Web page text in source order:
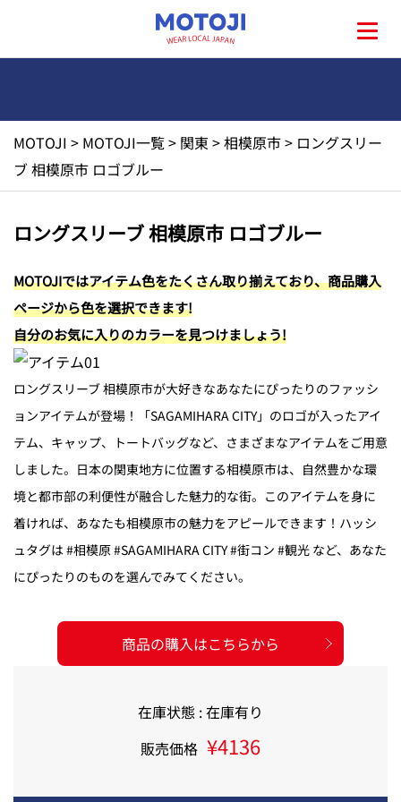
地元一覧
お問い合わせ
MOTOJI > MOTOJI一覧> 関東 >相模原市> ロングスリー
ブ 相模原市 ロゴブルー
ロングスリーブ 相模原市 ロゴブルー
MOTOJIではアイテム色をたくさん取り揃えており、商品購入
ページから色を選択できます!
自分のお気に入りのカラーを見つけましょう!
ロングスリーブ 相模原市が大好きなあなたにぴったりのファッシ
ョンアイテムが登場！「SAGAMIHARA CITY」のロゴが入ったアイ
テム、キャップ、トートバッグなど、さまざまなアイテムをご用意
しました。日本の関東地方に位置する相模原市は、自然豊かな環
境と都市部の利便性が融合した魅力的な街。このアイテムを身に
着ければ、あなたも相模原市の魅力をアピールできます！ハッシ
ュタグは #相模原 #SAGAMIHARA CITY #街コン #観光 など、あなた
にぴったりのものを選んでみてください。
商品の購入はこちらから
在庫状態 : 在庫有り
販売価格 ¥4136